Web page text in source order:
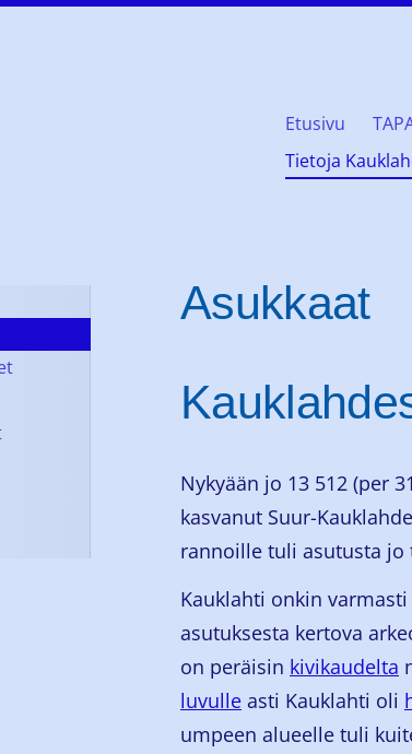
ry Köklaxgillet rf
Etusivu
Tietoja
Asukkaat
Nykyään jo 13 512 (per
kasvanut Suur-
rannoille tuli asutusta jo
Kauklahti onkin
asutuksesta kertova
on peräisin kivikaudelta
luvulleasti Kauklahti oli
umpeen alueelle tuli